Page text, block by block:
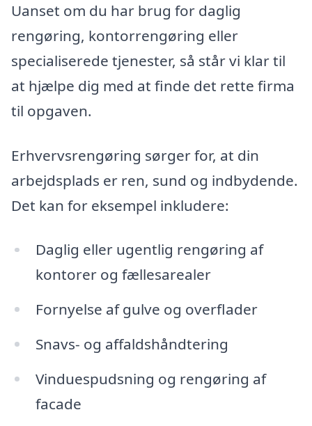
Uanset om du har brug for daglig
rengøring, kontorrengøring eller
specialiserede tjenester, så står vi klar til
at hjælpe dig med at finde det rette firma
til opgaven.
Erhvervsrengøring sørger for, at din
arbejdsplads er ren, sund og indbydende.
Det kan for eksempel inkludere:
Daglig eller ugentlig rengøring af
kontorer og fællesarealer
Fornyelse af gulve og overflader
Snavs- og affaldshåndtering
Vinduespudsning og rengøring af
facade